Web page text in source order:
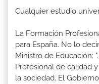
Cualquier estudio
La Formación
para España. No lo
Ministro de Educación:
Profesional de calidad
la sociedad. El